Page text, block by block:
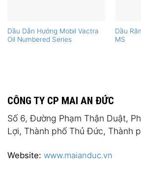
Dầu Dẫn Hướng Mobil Vactra
Oil Numbered Series
Dầu
MS
CÔNG TY CP MAI AN ĐỨC
Số 6, Đường Phạm Thận Duật,
Lợi, Thành phố Thủ Đức, Thành
Website: www.maianduc.vn